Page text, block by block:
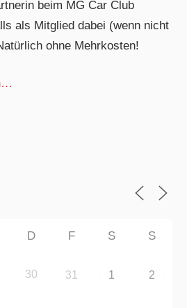
beim MG Car Club
als Mitglied dabei (wenn nicht
ohne Mehrkosten!
D F S S
30 31 1 2